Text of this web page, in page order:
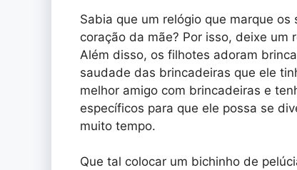
Sabia que um relógio que marque
coração da mãe? Por isso, deixe um
Além disso, os filhotes adoram
saudade das brincadeiras que ele
melhor amigo com brincadeiras e
específicos para que ele possa se
muito tempo.
Que tal colocar um bichinho de